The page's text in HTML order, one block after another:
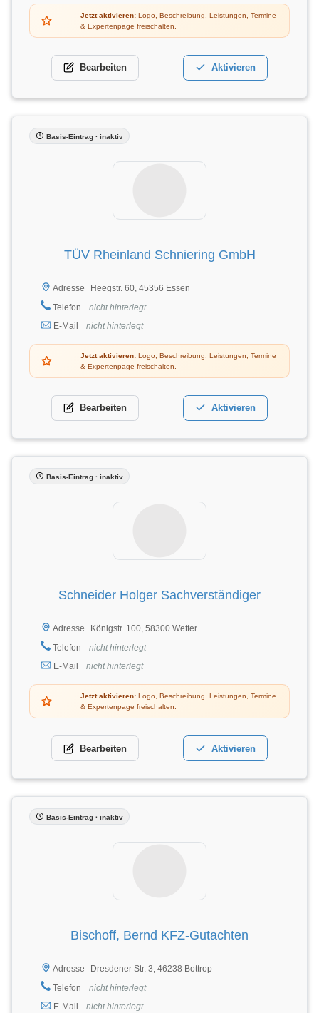
Jetzt aktivieren: Logo, Beschreibung, Leistungen, Termine
& Expertenpage freischalten.
Bearbeiten Aktivieren
Basis-Eintrag · inaktiv
TÜV Rheinland Schniering GmbH
Adresse
Heegstr. 60, 45356 Essen
Telefon
nicht hinterlegt
E-Mail
nicht hinterlegt
Jetzt aktivieren: Logo, Beschreibung, Leistungen, Termine
& Expertenpage freischalten.
Bearbeiten Aktivieren
Basis-Eintrag · inaktiv
Schneider Holger Sachverständiger
Adresse
Königstr. 100, 58300 Wetter
Telefon
nicht hinterlegt
E-Mail
nicht hinterlegt
Jetzt aktivieren: Logo, Beschreibung, Leistungen, Termine
& Expertenpage freischalten.
Bearbeiten Aktivieren
Basis-Eintrag · inaktiv
Bischoff, Bernd KFZ-Gutachten
Adresse
Dresdener Str. 3, 46238 Bottrop
Telefon
nicht hinterlegt
E-Mail
nicht hinterlegt